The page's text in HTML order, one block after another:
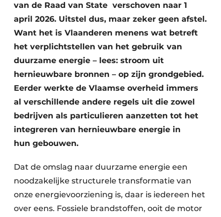
van de Raad van State verschoven naar 1
april 2026. Uitstel dus, maar zeker geen afstel.
Want het is Vlaanderen menens wat betreft
het verplichtstellen van het gebruik van
duurzame energie – lees: stroom uit
hernieuwbare bronnen – op zijn grondgebied.
Eerder werkte de Vlaamse overheid immers
al verschillende andere regels uit die zowel
bedrijven als particulieren aanzetten tot het
integreren van hernieuwbare energie in
hun gebouwen.
Dat de omslag naar duurzame energie een
noodzakelijke structurele transformatie van
onze energievoorziening is, daar is iedereen het
over eens. Fossiele brandstoffen, ooit de motor